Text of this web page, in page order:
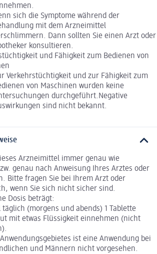
sich die Symptome während der
mit dem Arzneimittel
Dann sollten Sie einen Arzt oder
konsultieren.
und Fähigkeit zum Bedienen von
Verkehrstüchtigkeit und zur Fähigkeit zum
von Maschinen wurden keine
durchgeführt.Negative
sind nicht bekannt.
Arzneimittel immer genau wie
genau nach Anweisung Ihres Arztes oder
Bitte fragen Sie bei Ihrem Arzt oder
wenn Sie sich nicht sicher sind.
Dosis beträgt:
täglich (morgens und abends) 1 Tablette
mit etwas Flüssigkeit einnehmen (nicht
ist eine Anwendung bei
und Männern nicht vorgesehen.